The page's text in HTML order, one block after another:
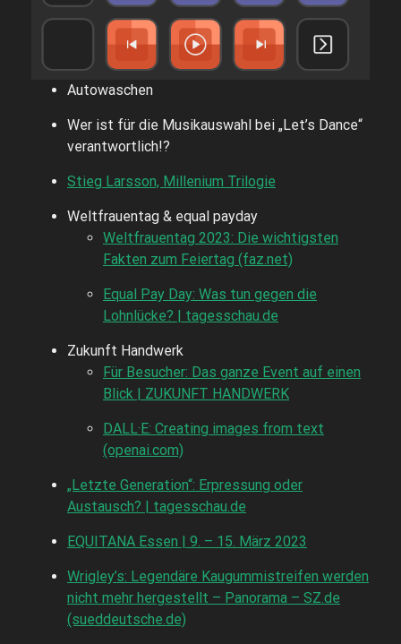
Autowaschen
Wer ist für die Musikauswahl bei „Let’s Dance“
verantwortlich!?
Stieg Larsson, Millenium Trilogie
Weltfrauentag & equal payday
Weltfrauentag 2023: Die wichtigsten
Fakten zum Feiertag (faz.net)
Equal Pay Day: Was tun gegen die
Lohnlücke? | tagesschau.de
Zukunft Handwerk
Für Besucher: Das ganze Event auf einen
Blick | ZUKUNFT HANDWERK
DALL·E: Creating images from text
(openai.com)
„Letzte Generation“: Erpressung oder
Austausch? | tagesschau.de
EQUITANA Essen | 9. – 15. März 2023
Wrigley’s: Legendäre Kaugummistreifen werden
nicht mehr hergestellt – Panorama – SZ.de
(sueddeutsche.de)